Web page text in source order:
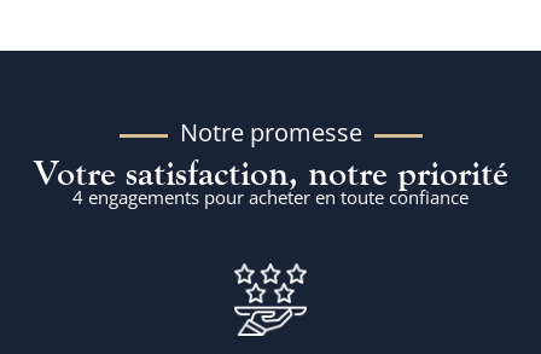
Notre promesse
Votre satisfaction, notre priorité
4 engagements pour acheter en toute confiance